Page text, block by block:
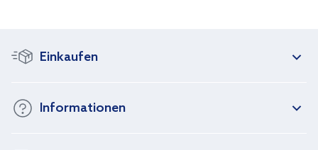
Einkaufen
Informationen